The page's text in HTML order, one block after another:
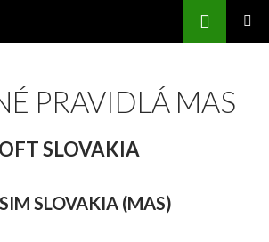
PRAVIDLÁ MAS
SLOVAKIA
SLOVAKIA (MAS)